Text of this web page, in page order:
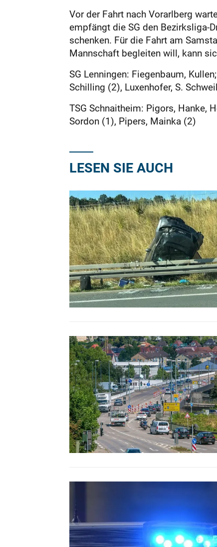
Vor der Fahrt nach Vorarlberg
empfängt die SG den Bezirksliga-
schenken. Für die Fahrt am
Mannschaft begleiten will, kann
SG Lenningen: Fiegenbaum,
Schilling (2), Luxenhofer, S.
TSG Schnaitheim: Pigors, Hanke,
Sordon (1), Pipers, Mainka (2)
LESEN SIE AUCH